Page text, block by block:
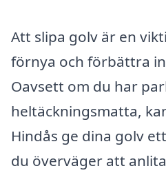
Att slipa golv är en
förnya och förbättra
Oavsett om du har
heltäckningsmatta,
Hindås ge dina golv
du överväger att